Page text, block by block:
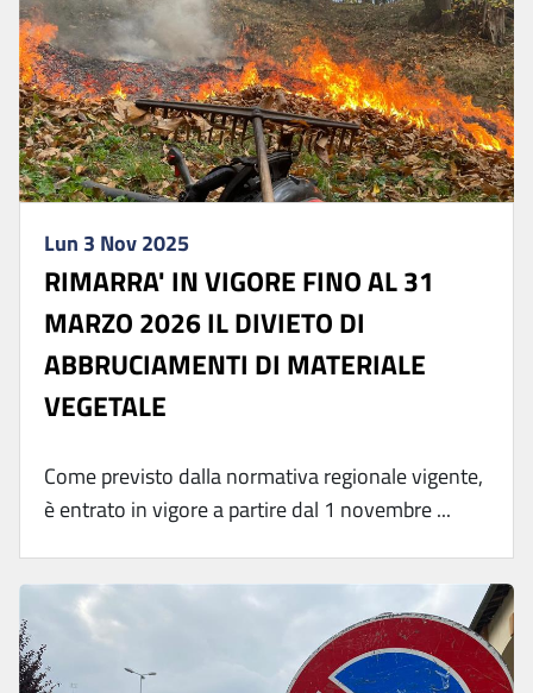
Lun 3 Nov 2025
RIMARRA' IN VIGORE FINO AL 31
MARZO 2026 IL DIVIETO DI
ABBRUCIAMENTI DI MATERIALE
VEGETALE
Come previsto dalla normativa regionale vigente,
è entrato in vigore a partire dal 1 novembre ...